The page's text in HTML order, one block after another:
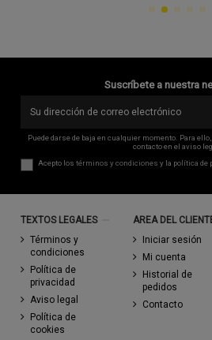
Suscríbete a nuestra
Puede darse de baja en cualquier momento. Para
contacto en el aviso
Acepto lostérminos y condiciones y la política de
TEXTOS LEGALES
Términos y
condiciones
Política de
privacidad
Aviso legal
Política de
cookies
AREA DEL
Iniciar sesión
Mi cuenta
Historial de
pedidos
Contacto